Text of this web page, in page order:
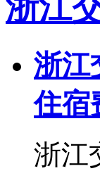
浙江
浙江
住宿
浙江